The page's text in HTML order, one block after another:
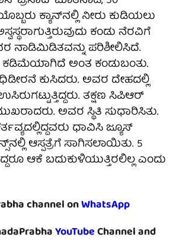
ಕ್ಯಾನ್‌ನಲ್ಲಿ ನೀರು ಕುಡಿಯಲು
ಕಂಡು ನೆರವಿಗೆ
ನಾಡಿಮಿಡಿತವನ್ನು ಪರಿಶೀಲಿಸಿದೆ.
ಅಂತ ಕಂಡುಬಂತು.
ಧಿಡೀರನೆ ಕುಸಿದರು. ಅವರ ದೇಹದಲ್ಲಿ
ತಕ್ಷಣ ಸಿಪಿಆರ್
ಅವರ ಸ್ಥಿತಿ ಸುಧಾರಿಸಿತು.
ಧಾವಿಸಿ ಜ್ಯೂಸ್
ಆಸ್ಪತ್ರೆಗೆ ಸಾಗಿಸಲಾಯಿತು. 5
ಆಕೆ ಬದುಕುಳಿಯುತ್ತಿರಲಿಲ್ಲ ಎಂದು
channel onWhatsApp
YouTubeChannel and